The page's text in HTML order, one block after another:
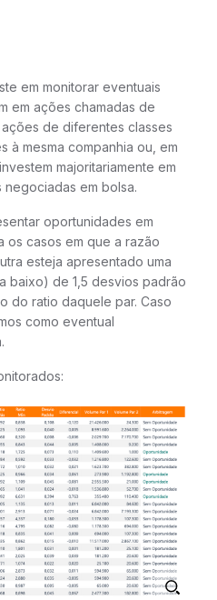
em monitorar eventuais
em ações chamadas de
ações de diferentes classes
à mesma companhia ou, em
majoritariamente em
em bolsa.
oportunidades em
os casos em que a razão
esteja apresentado uma
baixo) de 1,5 desvios padrão
do ratio daquele par. Caso
como eventual